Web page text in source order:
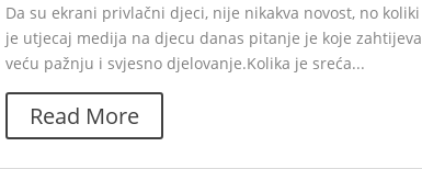
Da su ekrani privlačni djeci, nije nikakva novost, no koliki
je utjecaj medija na djecu danas pitanje je koje zahtijeva
veću pažnju i svjesno djelovanje.Kolika je sreća...
Read More